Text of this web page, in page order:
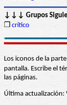
↓↓↓ Grupos
❒ crítico
Los iconos de la
pantalla. Escribe el
las páginas.
Última actualización: